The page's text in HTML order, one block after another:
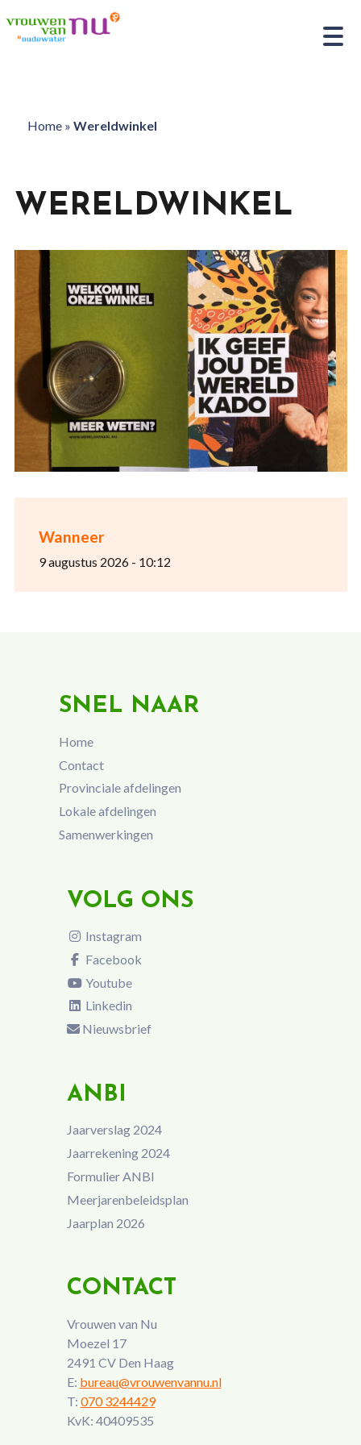
Home» Wereldwinkel
Wanneer
9 augustus 2026 - 10:12
WERELDWINKEL
SNEL NAAR
Home
Contact
Provinciale afdelingen
Lokale afdelingen
Samenwerkingen
VOLG ONS
Instagram
Facebook
Youtube
Linkedin
Nieuwsbrief
ANBI
Jaarverslag 2024
Jaarrekening 2024
Formulier ANBI
Meerjarenbeleidsplan
Jaarplan 2026
CONTACT
Vrouwen van Nu
Moezel 17
2491 CV Den Haag
E: bureau@vrouwenvannu.nl
T: 070 3244429
KvK: 40409535